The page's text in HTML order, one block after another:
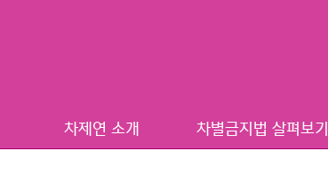
차제연 소개 차별금지법 살펴보기